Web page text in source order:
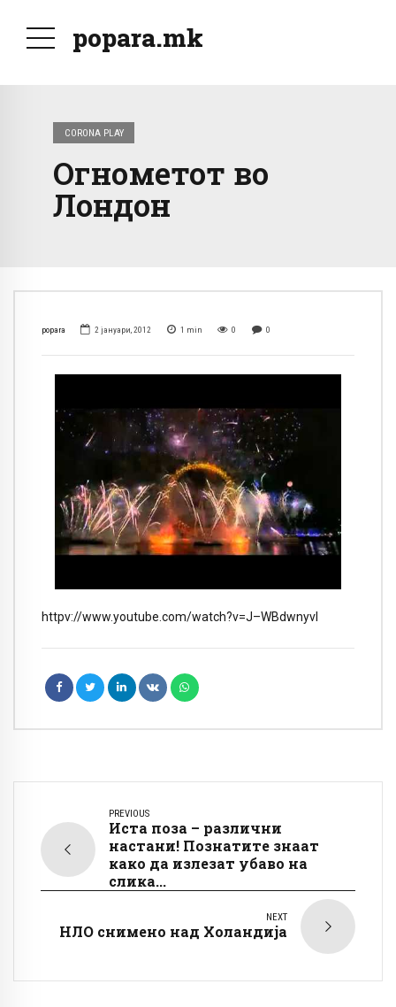
popara.mk
CORONA PLAY
Огнометот во
Лондон
popara 2 јануари, 2012 1 min 0 0
httpv://www.youtube.com/watch?v=J–WBdwnyvI
PREVIOUS
Иста поза – различни
настани! Познатите знаат
како да излезат убаво на
слика...
NEXT
НЛО снимено над Холандија